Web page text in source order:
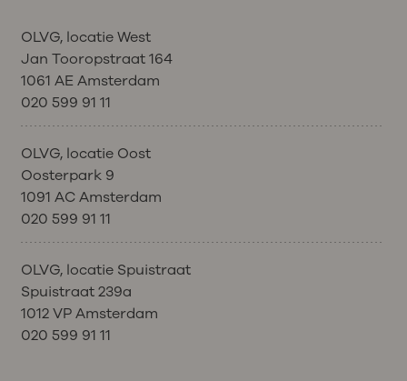
OLVG, locatie West
Jan Tooropstraat 164
1061 AE Amsterdam
020 599 91 11
OLVG, locatie Oost
Oosterpark 9
1091 AC Amsterdam
020 599 91 11
OLVG, locatie Spuistraat
Spuistraat 239a
1012 VP Amsterdam
020 599 91 11